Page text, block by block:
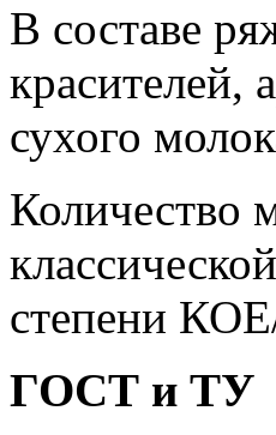
В составе
красителей,
сухого
Количество
степени
ГОСТ и ТУ